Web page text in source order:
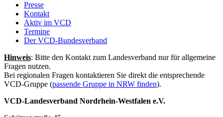
Presse
Kontakt
Aktiv im VCD
Termine
Der VCD-Bundesverband
Hinweis: Bitte den Kontakt zum Landesverband nur für allgemeine
Fragen nutzen.
Bei regionalen Fragen kontaktieren Sie direkt die entsprechende
VCD-Gruppe (passende Gruppe in NRW finden).
VCD-Landesverband Nordrhein-Westfalen e.V.